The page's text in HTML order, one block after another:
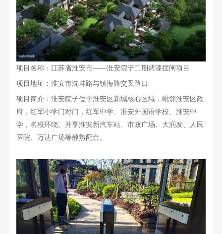
项目名称： 江苏省淮安市——淮安院子二期烤漆摆闸项目
项目地址：淮安市沈坤路与镇海路交叉路口
项目简介：淮安院子位于淮安区新城核心区域，毗邻淮安区政
府，红军小学门对门，红军中学、淮安外国语学校、淮安中
学，名校环绕。并享淮安新汽车站、市政广场、大润发、人民
医院、万达广场等醇熟配套。